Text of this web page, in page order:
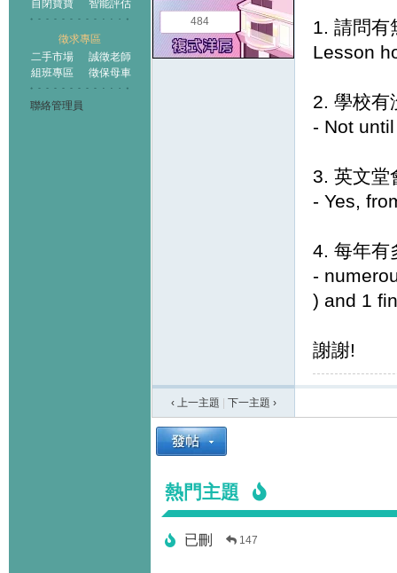
自閉寶寶
智能評估
徵求專區
二手市場
誠徵老師
組班專區
徵保母車
聯絡管理員
484
1. 請問有
Lesson
2. 學校有
- Not
3. 英文堂
- Yes,
4. 每年有
-
) and 1
謝謝!
‹ 上一主題 下一主題 ›
熱門主題
已刪 147